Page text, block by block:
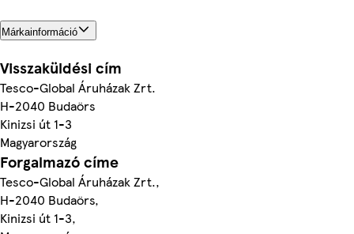
Márkainformáció
Visszaküldési cím
Tesco-Global Áruházak Zrt.
H-2040 Budaörs
Kinizsi út 1-3
Magyarország
Forgalmazó címe
Tesco-Global Áruházak Zrt.,
H-2040 Budaörs,
Kinizsi út 1-3,